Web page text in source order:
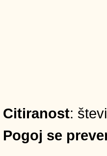
Citiranost:
Pogoj se